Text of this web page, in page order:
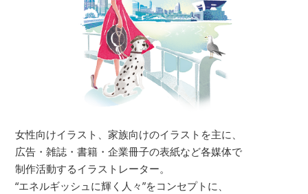
女性向けイラスト、家族向けのイラストを主に、
広告・雑誌・書籍・企業冊子の表紙など各媒体で
制作活動するイラストレーター。
“エネルギッシュに輝く人々”をコンセプトに、